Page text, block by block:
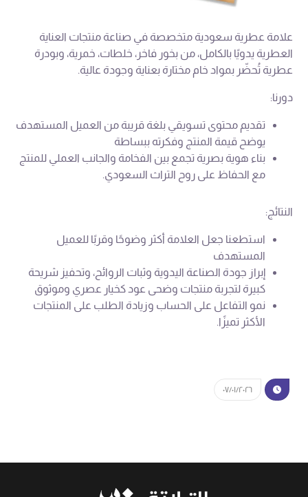
علامة عطرية سعودية متخصصة في صناعة منتجات العناية
العطرية يدويًا بالكامل، من بخور فاخر، خلطات، خمرية، وبودرة
عطرية تُحضّر بمواد خام مختارة بعناية وجودة عالية.
دورنا:
تقديم محتوى تسويقي بلغة قريبة من العميل المستهدف
يوضح قيمة المنتج وفكرته ببساطة
بناء هوية بصرية تجمع بين الفخامة والجانب العملي للمنتج
مع الحفاظ على روح التراث السعودي.
النتائج:
استطعنا جعل العلامة أكثر وضوحًا وقربًا للعميل
المستهدف
إبراز جودة الصناعة اليدوية وثبات الروائح، وتحفيز شريحة
كبيرة لتجربة منتجات وضحى عود كخيار عصري وموثوق
نمو التفاعل على الحساب وزيادة الطلب على المنتجات
الأكثر تميزًا.
٠٧/٠١/٢٠٢٦